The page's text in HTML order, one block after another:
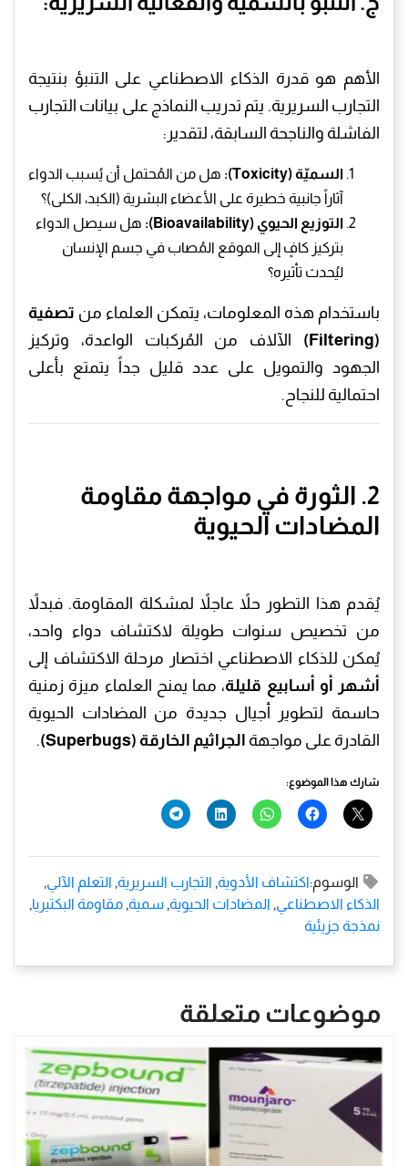
الأهم هو قدرة الذكاء الاصطناعي على التنبؤ بنتيجة
التجارب السريرية. يتم تدريب النماذج على بيانات التجارب
الفاشلة والناجحة السابقة، لتقدير:
السميّة (Toxicity):
هل من المُحتمل أن يُسبب الدواء
آثاراً جانبية خطيرة على الأعضاء البشرية (الكبد، الكلى)؟
التوزيع الحيوي (Bioavailability):
هل سيصل الدواء
بتركيز كافٍ إلى الموقع المُصاب في جسم الإنسان
ليُحدث تأثيره؟
باستخدام هذه المعلومات، يتمكن العلماء من تصفية
(Filtering)
الآلاف من المُركبات الواعدة، وتركيز
الجهود والتمويل على عدد قليل جداً يتمتع بأعلى
احتمالية للنجاح.
2. الثورة في مواجهة مقاومة
المضادات الحيوية
يُقدم هذا التطور حلاً عاجلاً لمشكلة المقاومة. فبدلاً
من تخصيص سنوات طويلة لاكتشاف دواء واحد،
يُمكن للذكاء الاصطناعي اختصار مرحلة الاكتشاف إلى
أشهر أو أسابيع قليلة، مما يمنح العلماء ميزة زمنية
حاسمة لتطوير أجيال جديدة من المضادات الحيوية
القادرة على مواجهة الجراثيم الخارقة (Superbugs) .
شارك هذا الموضوع:
الوسوم:اكتشاف الأدوية, التجارب السريرية, التعلم الآلي,
الذكاء الاصطناعي, المضادات الحيوية, سمية, مقاومة البكتيريا,
نمذجة جزيئية
موضوعات متعلقة